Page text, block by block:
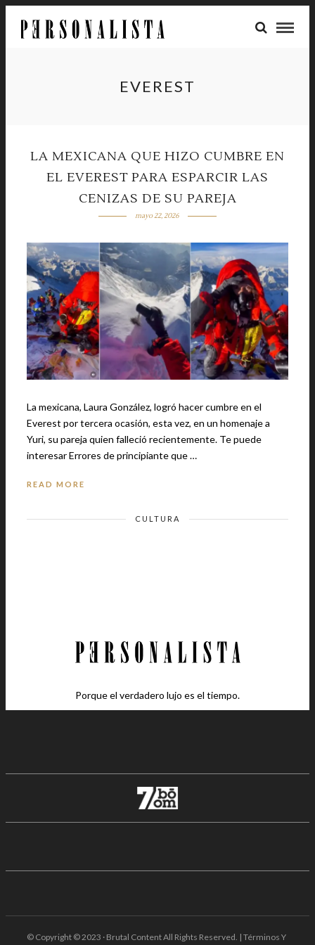
EVEREST
LA MEXICANA QUE HIZO CUMBRE EN
EL EVEREST PARA ESPARCIR LAS
CENIZAS DE SU PAREJA
mayo 22, 2026
La mexicana, Laura González, logró hacer cumbre en el
Everest por tercera ocasión, esta vez, en un homenaje a
Yuri, su pareja quien falleció recientemente. Te puede
interesar Errores de principiante que …
READ MORE
CULTURA
Porque el verdadero lujo es el tiempo.
© Copyright © 2023 · Brutal Content All Rights Reserved. | Términos Y